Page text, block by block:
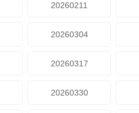
20260211
20260304
20260317
20260330